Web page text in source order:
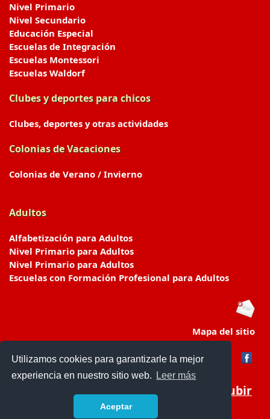
Utilizamos cookies para garantizarle la mejor
experiencia en nuestro sitio web.
Leer más
Aceptar
Nivel Primario
Nivel Secundario
Educación Especial
Escuelas de Integración
Escuelas Montessori
Escuelas Waldorf
Clubes y deportes para chicos
Clubes, deportes y otras actividades
Colonias de Vacaciones
Colonias de Verano / Invierno
Adultos
Alfabetización para Adultos
Nivel Primario para Adultos
Nivel Primario para Adultos
Escuelas con Formación Profesional para Adultos
Mapa del sitio
Subir